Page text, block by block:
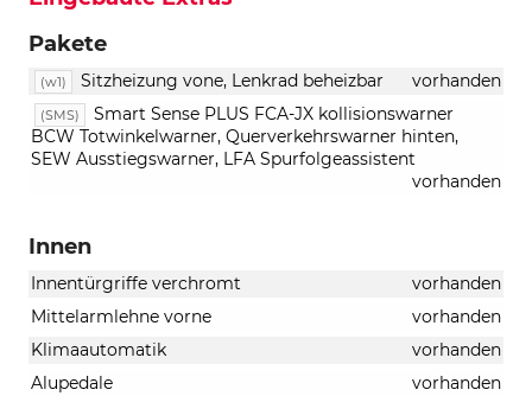
Pakete
(w1) Sitzheizung vone, Lenkrad beheizbar vorhanden
(SMS)
Smart Sense PLUS FCA-JX kollisionswarner
BCW Totwinkelwarner, Querverkehrswarner hinten,
SEW Ausstiegswarner, LFA Spurfolgeassistent
vorhanden
Innen
Innentürgriffe verchromt
vorhanden
Mittelarmlehne vorne
vorhanden
Klimaautomatik
vorhanden
Alupedale
vorhanden